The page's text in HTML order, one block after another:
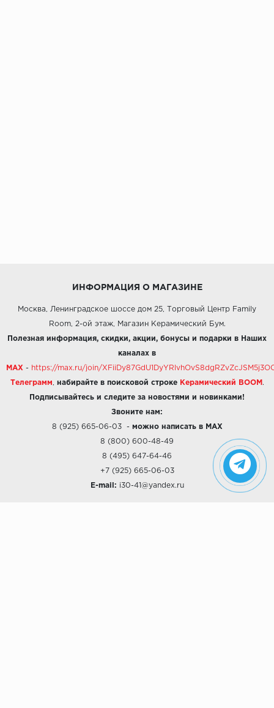
ИНФОРМАЦИЯ О МАГАЗИНЕ
Москва, Ленинградское шоссе дом 25, Торговый Центр Family
Room, 2-ой этаж, Магазин Керамический Бум.
Полезная информация, скидки, акции, бонусы и подарки в Наших
каналах в
MAX - https://max.ru/join/
Телеграмм набирайте в поисковой строке Керамический BOOM .
Подписывайтесь и следите за новостями и новинками!
Звоните нам:
8 (925) 665-06-03- можно написать в MAX
8 (800) 600-48-49
8 (495) 647-64-46
+7 (925) 665-06-03
E-mail: i30-41@yandex.ru